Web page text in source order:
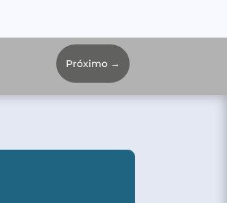
Próximo→